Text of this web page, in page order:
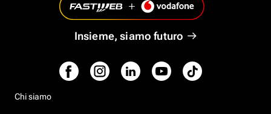
Insieme, siamo futuro
Chi siamo